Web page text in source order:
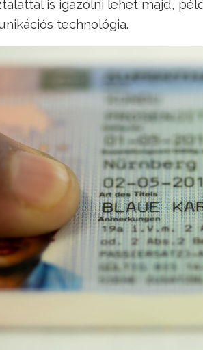
is igazolni lehet majd,
technológia.